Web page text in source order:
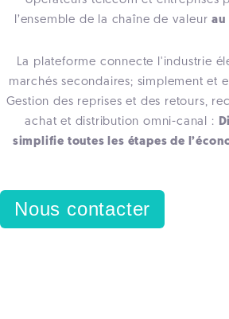
l’ensemble de la chaîne de valeur au
La plateforme connecte l'industrie
marchés secondaires; simplement et
Gestion des reprises et des retours,
achat et distribution omni-canal :
simplifie toutes les étapes de
Nous contacter